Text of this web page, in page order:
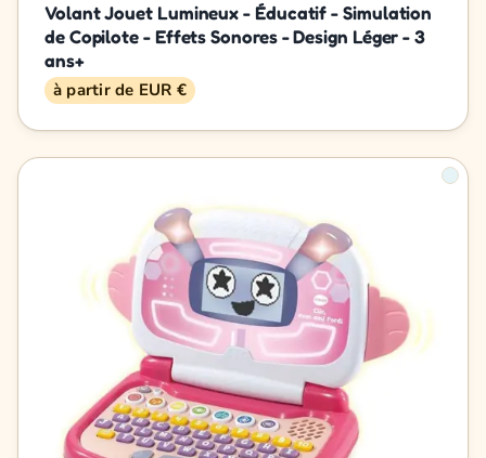
Volant Jouet Lumineux - Éducatif - Simulation
de Copilote - Effets Sonores - Design Léger - 3
ans+
à partir de EUR €